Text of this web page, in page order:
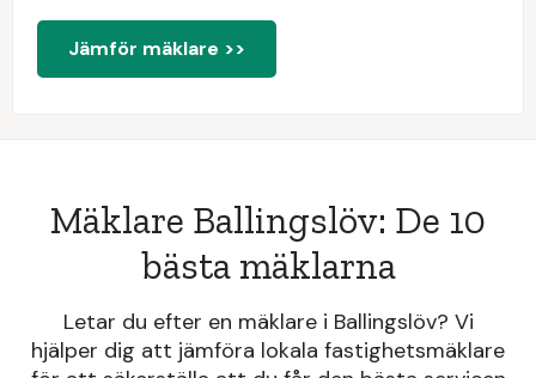
Jämför mäklare >>
Mäklare Ballingslöv: De 10
bästa mäklarna
Letar du efter en mäklare i Ballingslöv? Vi
hjälper dig att jämföra lokala fastighetsmäklare